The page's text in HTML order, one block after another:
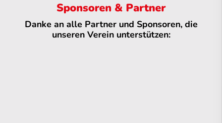
Sponsoren & Partner
Danke an alle Partner und Sponsoren, die
unseren Verein unterstützen: